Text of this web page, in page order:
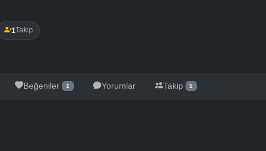
1 Takip
Beğeniler 1 Yorumlar Takip 1